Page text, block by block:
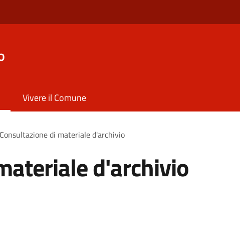
Vivere il Comune
Consultazione di materiale d'archivio
d'archivio